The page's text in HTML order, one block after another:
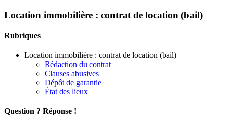
Location immobilière : contrat de location (bail)
Rubriques
Location immobilière : contrat de location (bail)
Rédaction du contrat
Clauses abusives
Dépôt de garantie
État des lieux
Question ? Réponse !